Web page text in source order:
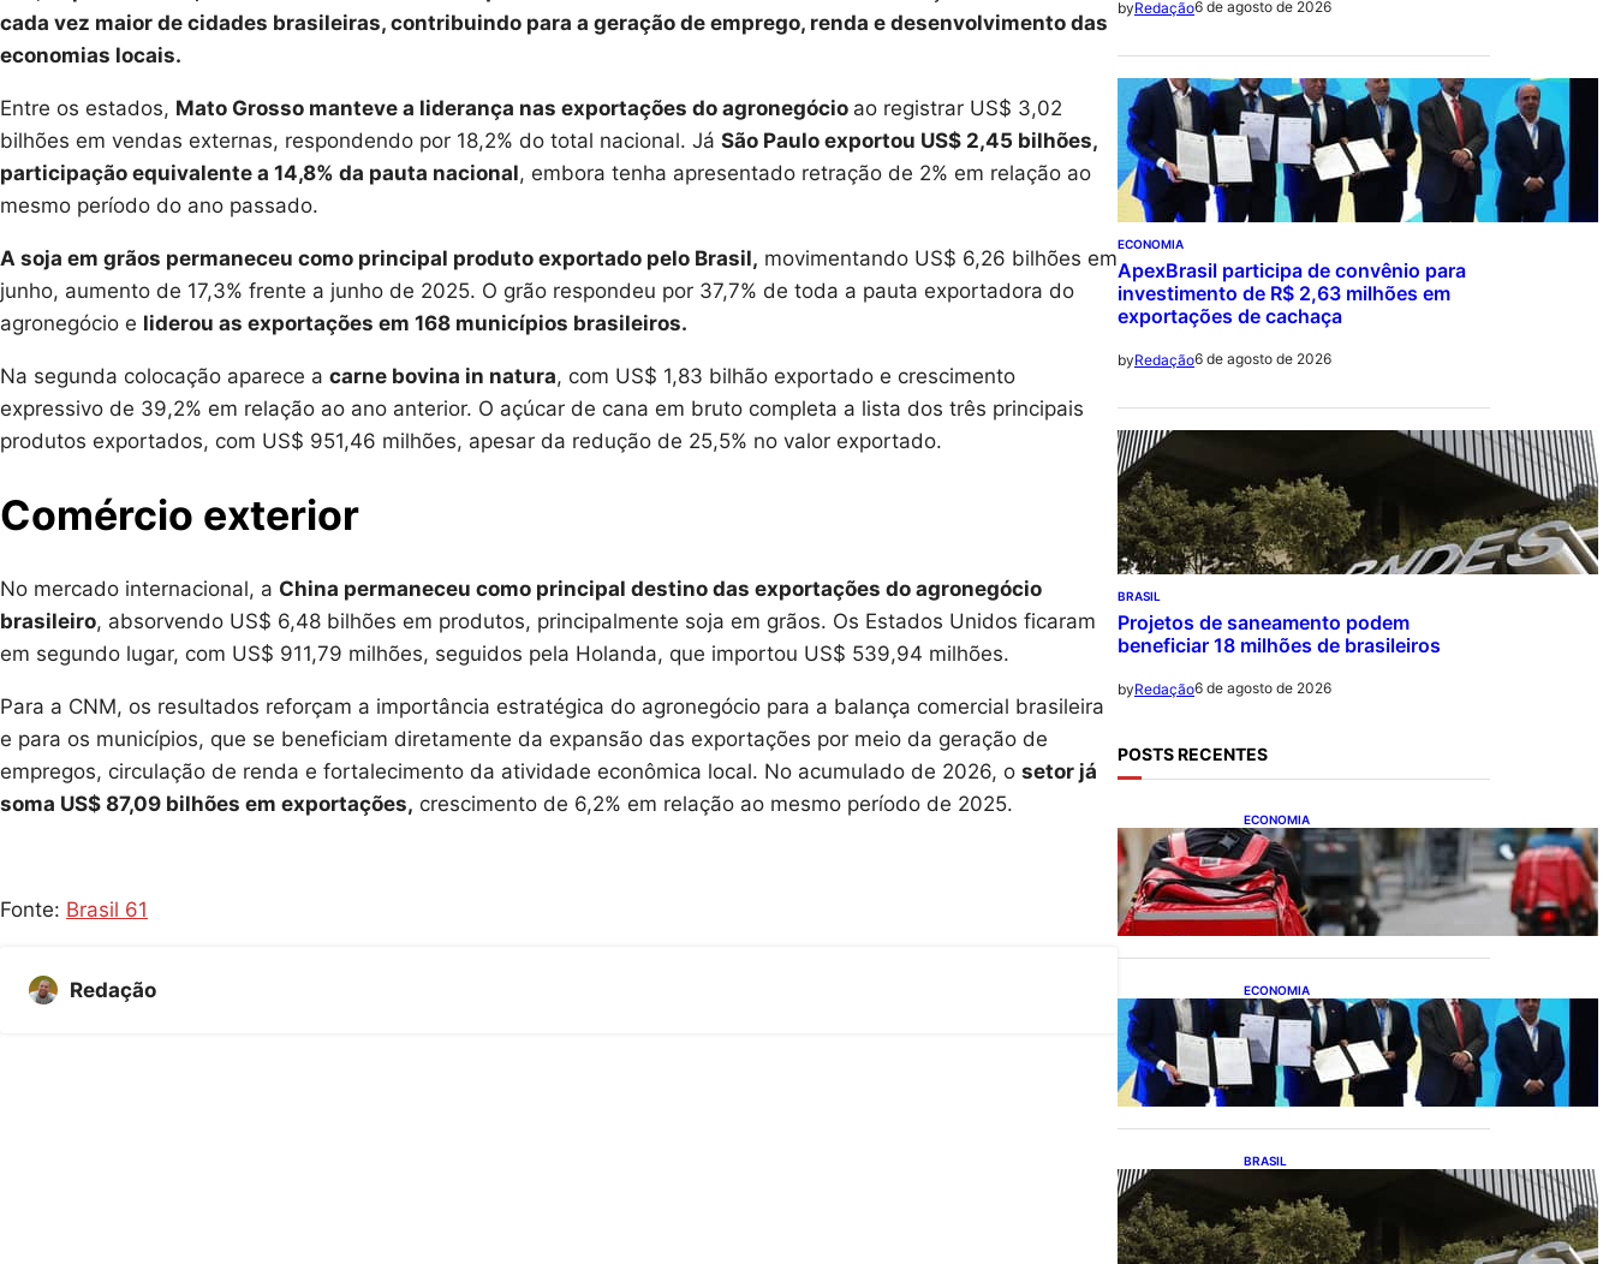
cada vez maior de cidades brasileiras, contribuindo para a geração de emprego, renda e desenvolvimento das
economias locais.
Entre os estados, Mato Grosso manteve a liderança nas exportações do agronegócio ao registrar US$ 3,02
bilhões em vendas externas, respondendo por 18,2% do total nacional. Já São Paulo exportou US$ 2,45 bilhões,
participação equivalente a 14,8% da pauta nacional, embora tenha apresentado retração de 2% em relação ao
mesmo período do ano passado.
A soja em grãos permaneceu como principal produto exportado pelo Brasil, movimentando US$ 6,26 bilhões em
junho, aumento de 17,3% frente a junho de 2025. O grão respondeu por 37,7% de toda a pauta exportadora do
agronegócio e liderou as exportações em 168 municípios brasileiros.
Na segunda colocação aparece a carne bovina in natura, com US$ 1,83 bilhão exportado e crescimento
expressivo de 39,2% em relação ao ano anterior. O açúcar de cana em bruto completa a lista dos três principais
produtos exportados, com US$ 951,46 milhões, apesar da redução de 25,5% no valor exportado.
Comércio exterior
No mercado internacional, a China permaneceu como principal destino das exportações do agronegócio
brasileiro, absorvendo US$ 6,48 bilhões em produtos, principalmente soja em grãos. Os Estados Unidos ficaram
em segundo lugar, com US$ 911,79 milhões, seguidos pela Holanda, que importou US$ 539,94 milhões.
Para a CNM, os resultados reforçam a importância estratégica do agronegócio para a balança comercial brasileira
e para os municípios, que se beneficiam diretamente da expansão das exportações por meio da geração de
empregos, circulação de renda e fortalecimento da atividade econômica local. No acumulado de 2026, o setor já
soma US$ 87,09 bilhões em exportações, crescimento de 6,2% em relação ao mesmo período de 2025.
Fonte: Brasil 61
Redação
byRedação6 de agosto de 2026
ECONOMIA
ApexBrasil participa de convênio para
investimento de R$ 2,63 milhões em
exportações de cachaça
byRedação6 de agosto de 2026
BRASIL
Projetos de saneamento podem
beneficiar 18 milhões de brasileiros
byRedação6 de agosto de 2026
POSTS RECENTES
ECONOMIA
CAIXA e iFood facilitam
financiamento de motos e
bicicletas elétricas para
entregadores
ECONOMIA
ApexBrasil participa de
convênio para investimento
de R$ 2,63 milhões em
exportações de cachaça
BRASIL
Projetos de saneamento
podem beneficiar 18
milhões de brasileiros